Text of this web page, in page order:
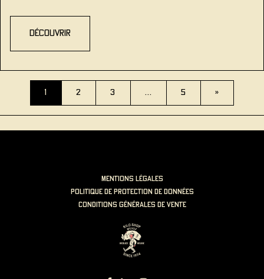
découvrir
Navigation des
1 2 3 … 5 »
mentions légales
politique de protection de données
Conditions générales de vente